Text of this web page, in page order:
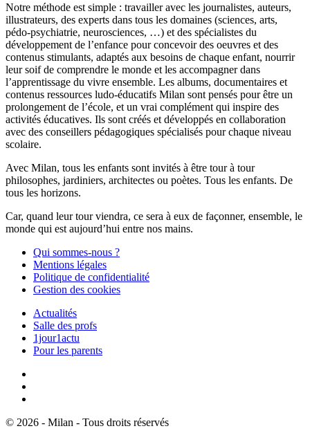
Notre méthode est simple : travailler avec les journalistes, auteurs,
illustrateurs, des experts dans tous les domaines (sciences, arts,
pédo-psychiatrie, neurosciences, …) et des spécialistes du
développement de l’enfance pour concevoir des oeuvres et des
contenus stimulants, adaptés aux besoins de chaque enfant, nourrir
leur soif de comprendre le monde et les accompagner dans
l’apprentissage du vivre ensemble. Les albums, documentaires et
contenus ressources ludo-éducatifs Milan sont pensés pour être un
prolongement de l’école, et un vrai complément qui inspire des
activités éducatives. Ils sont créés et développés en collaboration
avec des conseillers pédagogiques spécialisés pour chaque niveau
scolaire.
Avec Milan, tous les enfants sont invités à être tour à tour
philosophes, jardiniers, architectes ou poètes. Tous les enfants. De
tous les horizons.
Car, quand leur tour viendra, ce sera à eux de façonner, ensemble, le
monde qui est aujourd’hui entre nos mains.
Qui sommes-nous ?
Mentions légales
Politique de confidentialité
Gestion des cookies
Actualités
Salle des profs
1jour1actu
Pour les parents
© 2026 - Milan - Tous droits réservés